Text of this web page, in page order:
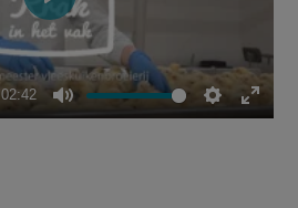
02:42
Mute Settings
Enter
Play